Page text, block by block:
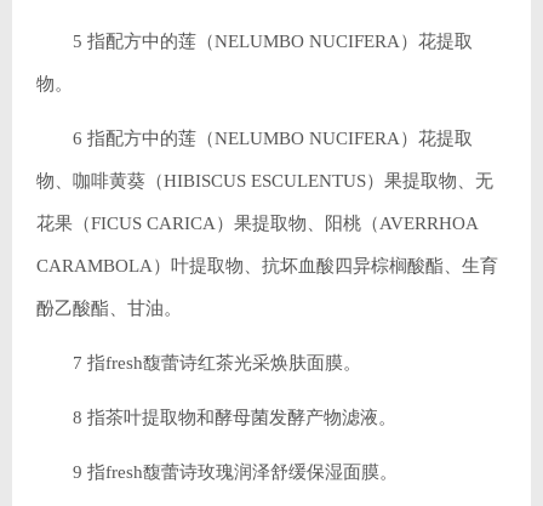
5 指配方中的莲（NELUMBO NUCIFERA）花提取
物。
6 指配方中的莲（NELUMBO NUCIFERA）花提取
物、咖啡黄葵（HIBISCUS ESCULENTUS）果提取物、无
花果（FICUS CARICA）果提取物、阳桃（AVERRHOA
CARAMBOLA）叶提取物、抗坏血酸四异棕榈酸酯、生育
酚乙酸酯、甘油。
7 指fresh馥蕾诗红茶光采焕肤面膜。
8 指茶叶提取物和酵母菌发酵产物滤液。
9 指fresh馥蕾诗玫瑰润泽舒缓保湿面膜。